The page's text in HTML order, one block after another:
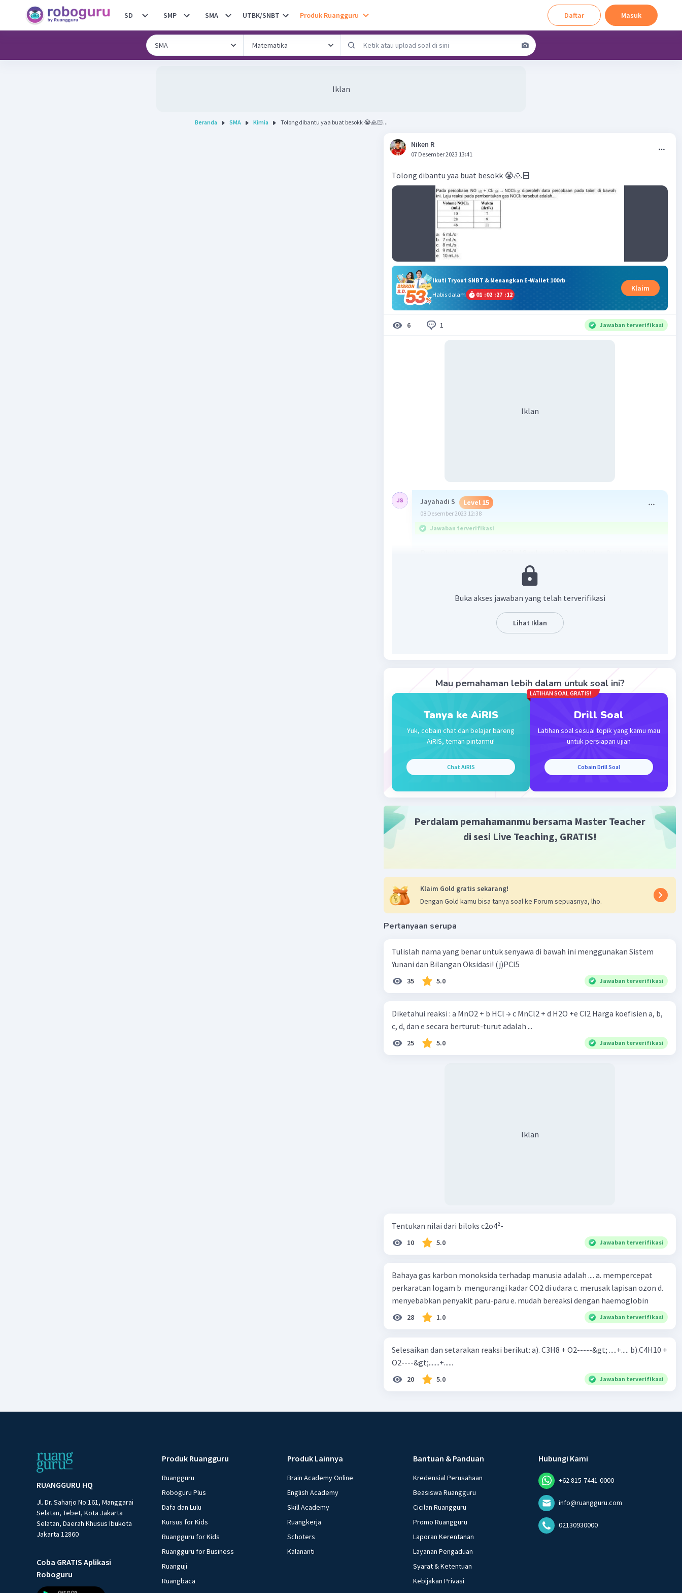
SD SMP SMA UTBK/SNBT Produk Ruangguru Daftar Masuk
Iklan
Beranda SMA Kimia Tolong dibantu yaa buat besokk 😭🙏🏻...
Niken R
07 Desember 2023 13:41
Tolong dibantu yaa buat besokk 😭🙏🏻
Ikuti Tryout SNBT & Menangkan E-Wallet 100rb
Habis dalam
01 :02 :27 :11
Klaim
6 1 Jawaban terverifikasi
Iklan
Jayahadi S Level 15
08 Desember 2023 12:38
Jawaban terverifikasi
d. 9 mL/s.
Buka akses jawaban yang telah terverifikasi
Lihat Iklan
Mau pemahaman lebih dalam untuk soal ini?
Tanya ke AiRIS
Yuk, cobain chat dan belajar bareng
AiRIS, teman pintarmu!
Chat AiRIS
LATIHAN SOAL GRATIS!
Drill Soal
Latihan soal sesuai topik yang kamu mau
untuk persiapan ujian
Cobain Drill Soal
Perdalam pemahamanmu bersama Master Teacher
di sesi Live Teaching, GRATIS!
Klaim Gold gratis sekarang!
Dengan Gold kamu bisa tanya soal ke Forum sepuasnya, lho.
Pertanyaan serupa
Tulislah nama yang benar untuk senyawa di bawah ini menggunakan Sistem
Yunani dan Bilangan Oksidasi! (j)PCI5
35 5.0 Jawaban terverifikasi
Diketahui reaksi : a MnO2 + b HCl → c MnCl2 + d H2O +e Cl2 Harga koefisien a, b,
c, d, dan e secara berturut-turut adalah ...
25 5.0 Jawaban terverifikasi
Iklan
Tentukan nilai dari biloks c2o4²-
10 5.0 Jawaban terverifikasi
Bahaya gas karbon monoksida terhadap manusia adalah .... a. mempercepat
perkaratan logam b. mengurangi kadar CO2 di udara c. merusak lapisan ozon d.
menyebabkan penyakit paru-paru e. mudah bereaksi dengan haemoglobin
28 1.0 Jawaban terverifikasi
Selesaikan dan setarakan reaksi berikut: a). C3H8 + O2-----&gt; .....+..... b).C4H10 +
O2----&gt;.......+......
20 5.0 Jawaban terverifikasi
RUANGGURU HQ
Jl. Dr. Saharjo No.161, Manggarai
Selatan, Tebet, Kota Jakarta
Selatan, Daerah Khusus Ibukota
Jakarta 12860
Coba GRATIS Aplikasi
Roboguru
Produk Ruangguru
Ruangguru
Roboguru Plus
Dafa dan Lulu
Kursus for Kids
Ruangguru for Kids
Ruangguru for Business
Ruanguji
Ruangbaca
Produk Lainnya
Brain Academy Online
English Academy
Skill Academy
Ruangkerja
Schoters
Kalananti
Bantuan & Panduan
Kredensial Perusahaan
Beasiswa Ruangguru
Cicilan Ruangguru
Promo Ruangguru
Laporan Kerentanan
Layanan Pengaduan
Syarat & Ketentuan
Kebijakan Privasi
Hubungi Kami
+62 815-7441-0000
info@ruangguru.com
02130930000